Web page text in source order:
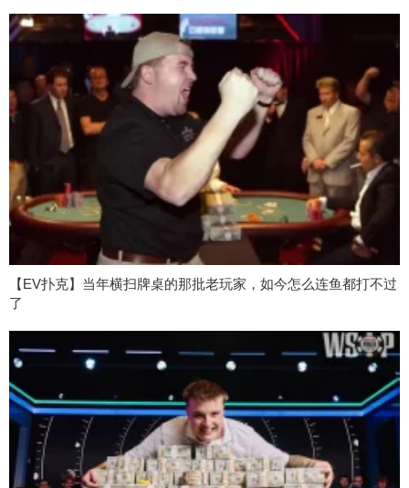
【EV扑克】当年横扫牌桌的那批老玩家，如今怎么连鱼都打不过
了